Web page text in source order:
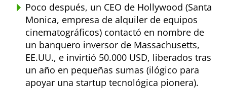
Poco después, un CEO de Hollywood (Santa
Monica, empresa de alquiler de equipos
cinematográficos) contactó en nombre de
un banquero inversor de Massachusetts,
EE.UU., e invirtió 50.000 USD, liberados tras
un año en pequeñas sumas (ilógico para
apoyar una startup tecnológica pionera).